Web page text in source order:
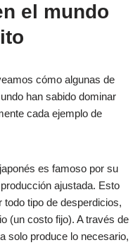
el mundo
cómo algunas de
han sabido dominar
cada ejemplo de
es famoso por su
ajustada. Esto
tipo de desperdicios,
(un costo fijo). A través de
solo produce lo necesario,